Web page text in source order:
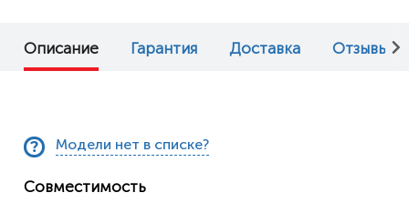
Описание Гарантия Доставка Отзывы (0)
Модели нет в списке?
Совместимость